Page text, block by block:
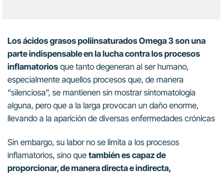
Los ácidos grasos poliinsaturados Omega 3 son una
parte indispensable en la lucha contra los procesos
inflamatorios que tanto degeneran al ser humano,
especialmente aquellos procesos que, de manera
“silenciosa”, se mantienen sin mostrar sintomatología
alguna, pero que a la larga provocan un daño enorme,
llevando a la aparición de diversas enfermedades crónicas
Sin embargo, su labor no se limita a los procesos
inflamatorios, sino que también es capaz de
proporcionar, de manera directa e indirecta,